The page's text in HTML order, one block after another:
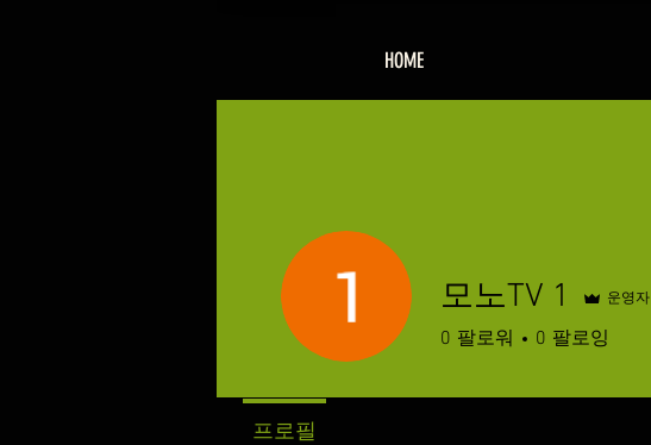
HOME
모노TV 1 운영자
0 팔로워 0 팔로잉
프로필